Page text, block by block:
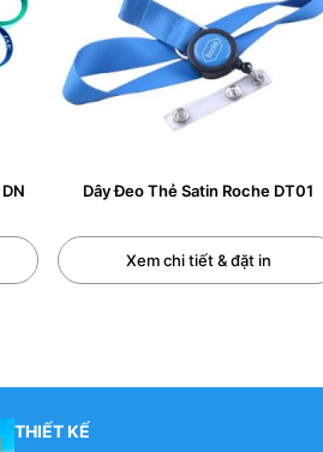
dây đeo thẻ hội thảo, hội nghị……
Dây Đeo Thẻ Satin Roche DT01
Xem chi tiết & đặt in
THIẾT KẾ